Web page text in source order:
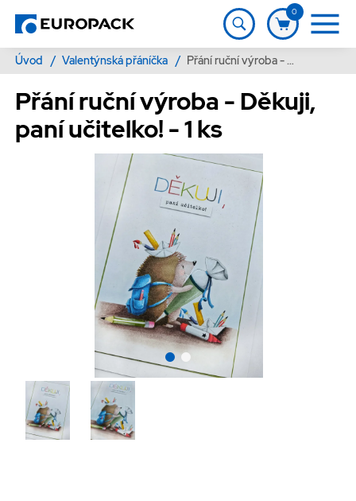
0
Úvod / Valentýnská přáníčka / Přání ruční výroba - Děkuji, paní učitelko! - 1 ks
Přání ruční výroba - Děkuji,
paní učitelko! - 1 ks